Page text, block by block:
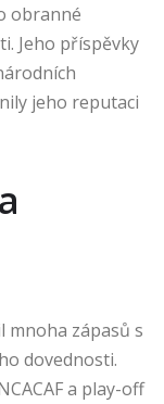
obranné
Jeho příspěvky
jeho reputaci
mnoha zápasů s
dovednosti.
a play-off